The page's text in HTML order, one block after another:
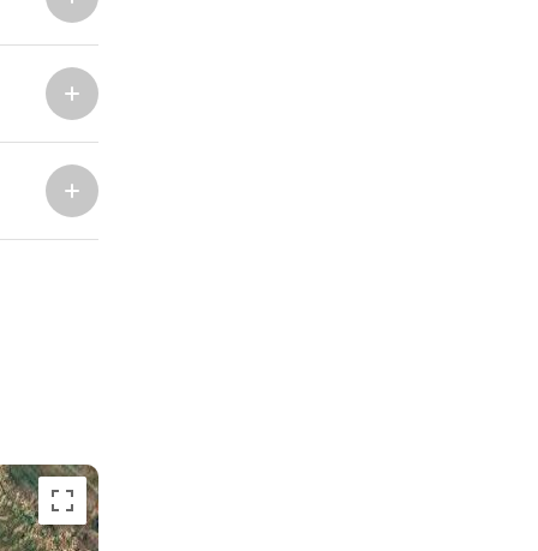
Marina Trogir - ACI
Marina Trogir - SCT
ACI Marina Split
ACI Marina Dubrovnik,
Komolac